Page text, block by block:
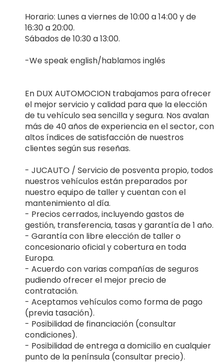
Horario: Lunes a viernes de 10:00 a 14:00 y de
16:30 a 20:00.
Sábados de 10:30 a 13:00.
-We speak english/hablamos inglés
En DUX AUTOMOCION trabajamos para ofrecer
el mejor servicio y calidad para que la elección
de tu vehículo sea sencilla y segura. Nos avalan
más de 40 años de experiencia en el sector, con
altos índices de satisfacción de nuestros
clientes según sus reseñas.
- JUCAUTO / Servicio de posventa propio, todos
nuestros vehículos están preparados por
nuestro equipo de taller y cuentan con el
mantenimiento al día.
- Precios cerrados, incluyendo gastos de
gestión, transferencia, tasas y garantía de 1 año.
- Garantía con libre elección de taller o
concesionario oficial y cobertura en toda
Europa.
- Acuerdo con varias compañías de seguros
pudiendo ofrecer el mejor precio de
contratación.
- Aceptamos vehículos como forma de pago
(previa tasación).
- Posibilidad de financiación (consultar
condiciones).
- Posibilidad de entrega a domicilio en cualquier
punto de la península (consultar precio).